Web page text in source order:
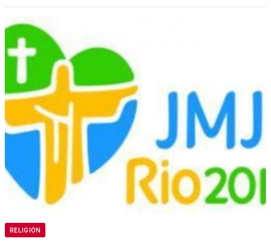
RELIGIÓN